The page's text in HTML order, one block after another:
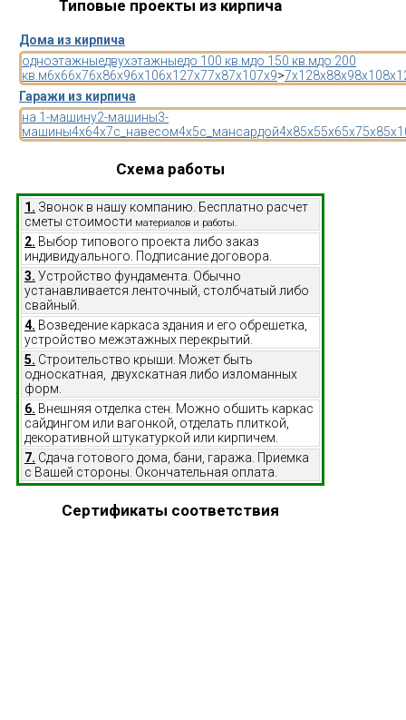
Типовые проекты из кирпича
Дома из кирпича
одноэтажныедвухэтажныедо 100 кв.мдо 150 кв.мдо 200
кв.м6x66x76x86x96x106x127x77x87x107x9>7x128x88x98x10
Гаражи из кирпича
на 1-машину2-машины3-
машины4x64x7с_навесом4x5с_мансардой4x85x55x65x75x8
Схема работы
1. Звонок в нашу компанию. Бесплатно расчет
сметы стоимости материалов и работы.
2. Выбор типового проекта либо заказ
индивидуального. Подписание договора.
3. Устройство фундамента. Обычно
устанавливается ленточный, столбчатый либо
свайный.
4. Возведение каркаса здания и его обрешетка,
устройство межэтажных перекрытий.
5. Строительство крыши. Может быть
односкатная, двухскатная либо изломанных
форм.
6. Внешняя отделка стен. Можно обшить каркас
сайдингом или вагонкой, отделать плиткой,
декоративной штукатуркой или кирпичем.
7. Сдача готового дома, бани, гаража. Приемка
с Вашей стороны. Окончательная оплата.
Сертификаты соответствия